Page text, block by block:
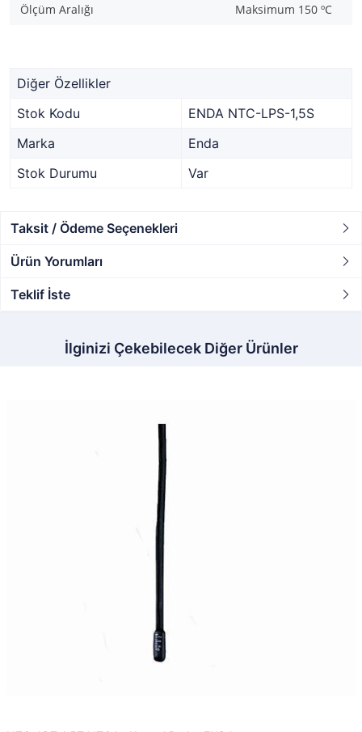
Ölçüm Aralığı
Maksimum 150 ºC
Diğer Özellikler
Stok Kodu
ENDA NTC-LPS-1,5S
Marka
Enda
Stok Durumu
Var
Taksit / Ödeme Seçenekleri
Ürün Yorumları
Teklif İste
İlginizi Çekebilecek Diğer Ürünler